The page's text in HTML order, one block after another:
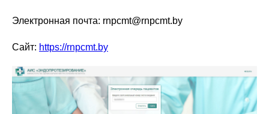
Электронная почта: rnpcmt@rnpcmt.by
Сайт: https://rnpcmt.by